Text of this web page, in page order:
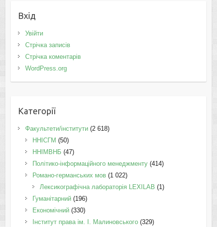
Вхід
Увійти
Стрічка записів
Стрічка коментарів
WordPress.org
Категорії
Факультети/інститути(2 618)
ННІСГМ (50)
ННІМВНБ (47)
Політико-інформаційного менеджменту(414)
Романо-германських мов(1 022)
Лексикографічна лабораторія LEXILAB (1)
Гуманітарний(196)
Економічний(330)
Інститут права ім. І. Малиновського(329)